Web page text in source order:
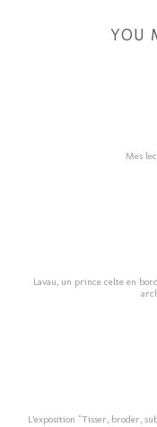
YOU
Mes
Lavau, un prince celte en
L’exposition "Tisser, broder,